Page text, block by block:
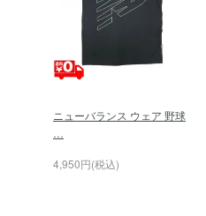
ニューバランス ウェア 野球
…
4,950円(税込)